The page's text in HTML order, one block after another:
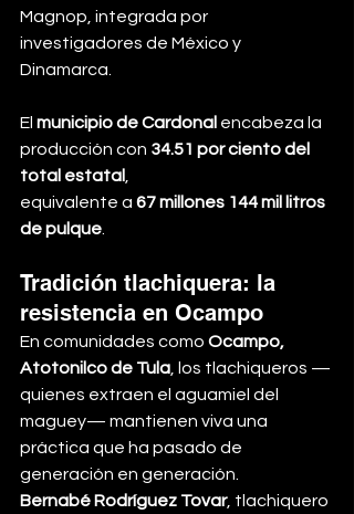
Magnop, integrada por
investigadores de México y
Dinamarca.
El municipio de Cardonal encabeza la
producción con 34.51 por ciento del
total estatal
equivalente a 67 millones 144 mil litros
de pulque
Tradición tlachiquera: la
resistencia en Ocampo
En comunidades como Ocampo,
Atotonilco de Tula , los tlachiqueros —
quienes extraen el aguamiel del
maguey— mantienen viva una
práctica que ha pasado de
generación en generación.
Bernabé Rodríguez Tovar, tlachiquero